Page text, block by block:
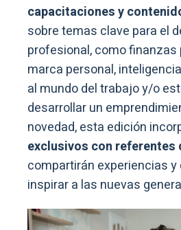
capacitaciones y
sobre temas clave para el
profesional, como finanzas
marca personal,
al mundo del trabajo y/o
desarrollar un
novedad, esta edición
exclusivos con referentes
compartirán experiencias
inspirar a las nuevas